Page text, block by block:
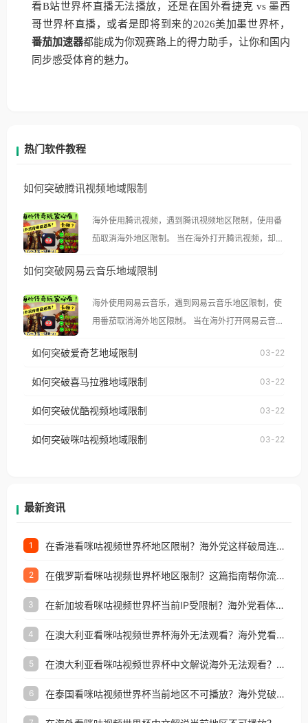
看B站世界杯直播无法播放，还是在国外看捷克 vs 墨西
哥世界杯直播，或者是即将到来的2026美加墨世界杯，
番茄加速器都能成为你观赛路上的得力助手，让你和国内
同步感受体育的魅力。
热门软件教程
如何突破腾讯视频地域限制
海外使用腾讯视频，遇到腾讯视频地区限制，使用番
茄取消海外地区限制。 当在海外打开腾讯视频，却突
示语。 海外用户如香港、澳门、台湾、美国、加拿
像其他音乐平台一样，出现地区及版权限制问题，且
仅能在中国大陆地区播放。 遇到这个问题的朋友们，
使用番茄回国加速器，即可解决「海外用户收听腾讯
台湾、美国、加拿大、澳大利亚、欧洲等国家和地区
权限制所困扰。
如何突破网易云音乐地域限制
海外使用网易云音乐，遇到网易云音乐地区限制，使
用番茄取消海外地区限制。 当在海外打开网易云音
播放”的提示语。 海外用户如香港、澳门、台湾、美
国、加拿大、澳大利亚、欧洲等国家和地区时，网易
制问题，且仅能在中国大陆地区播放。 遇到这个问题
户收听网易云音乐地区版权限制」的问题，无论人在
如何突破爱奇艺地域限制 03-22
如何突破喜马拉雅地域限制 03-22
如何突破优酷视频地域限制 03-22
如何突破咪咕视频地域限制 03-22
最新资讯
1 在香港看咪咕视频世界杯地区限制？海外党这样破局连看7天不卡顿！
2 在俄罗斯看咪咕视频世界杯地区限制？这篇指南帮你流畅看中文解说赛事
3 在新加坡看咪咕视频世界杯当前IP受限制？海外党看体育赛事的终极破局指南
4 在澳大利亚看咪咕视频世界杯海外无法观看？海外党看国内体育直播的终极解法
5 在澳大利亚看咪咕视频世界杯中文解说海外无法观看？这篇指南帮你搞定所有体育直播难题
6 在泰国看咪咕视频世界杯当前地区不可播放？海外党破局看中文解说赛事指南